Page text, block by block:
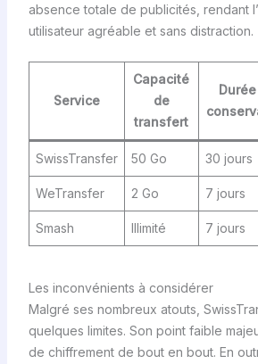
absence totale de publicités, rendant
utilisateur agréable et sans distraction.
Service
Capacité
de
transfert
SwissTransfer 50 Go 30 jours
WeTransfer 2 Go 7 jours
Smash Illimité 7 jours
Les inconvénients à considérer
Malgré ses nombreux atouts,
quelques limites. Son point faible
de chiffrement de bout en bout. En